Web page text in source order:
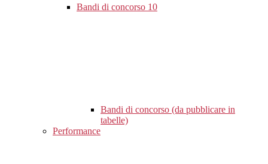
Bandi di concorso 10
Bandi di concorso (da pubblicare in
tabelle)
Performance